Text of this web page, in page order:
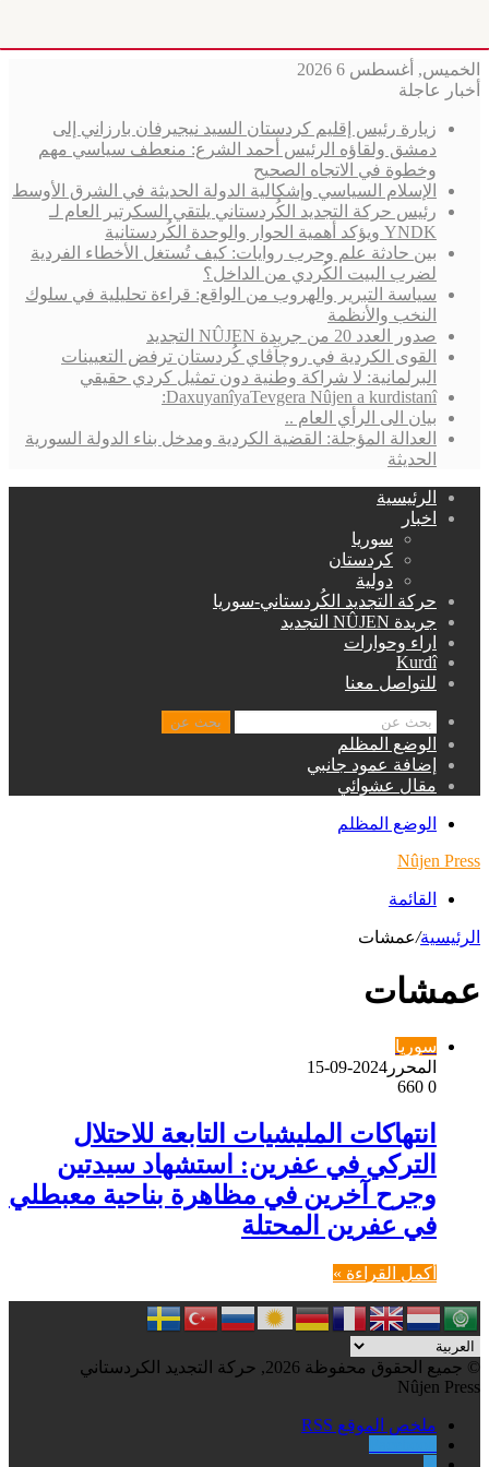
الخميس, أغسطس 6 2026
أخبار عاجلة
زيارة رئيس إقليم كردستان السيد نيجيرفان بارزاني إلى
دمشق ولقاؤه الرئيس أحمد الشرع: منعطف سياسي مهم
وخطوة في الاتجاه الصحيح
الإسلام السياسي وإشكالية الدولة الحديثة في الشرق الأوسط
رئيس حركة التجديد الكُردستاني يلتقي السكرتير العام لـ
YNDK ويؤكد أهمية الحوار والوحدة الكُردستانية
بين حادثة علم وحرب روايات: كيف تُستغل الأخطاء الفردية
لضرب البيت الكُردي من الداخل؟
سياسة التبرير والهروب من الواقع: قراءة تحليلية في سلوك
النخب والأنظمة
صدور العدد 20 من جريدة NÛJEN التجديد
القوى الكردية في روچآڤاي كُردستان ترفض التعيينات
البرلمانية: لا شراكة وطنية دون تمثيل كردي حقيقي
DaxuyanîyaTevgera Nûjen a kurdistanî:
بيان الى الرأي العام ..
العدالة المؤجلة: القضية الكردية ومدخل بناء الدولة السورية
الحديثة
الرئيسية
اخبار
سوريا
كردستان
دولية
حركة التجديد الكُردستاني-سوريا
جريدة NÛJEN التجديد
اراء وحوارات
Kurdî
للتواصل معنا
بحث عن
الوضع المظلم
إضافة عمود جانبي
مقال عشوائي
الوضع المظلم
Nûjen Press
القائمة
الرئيسية/عمشات
عمشات
سوريا
المحرر 2024-09-15
0
انتهاكات المليشيات التابعة للاحتلال
التركي في عفرين: استشهاد سيدتين
وجرح آخرين في مظاهرة بناحية معبطلي
في عفرين المحتلة
أكمل القراءة »
© جميع الحقوق محفوظة 2026, حركة التجديد الكردستاني
Nûjen Press
ملخص الموقع RSS